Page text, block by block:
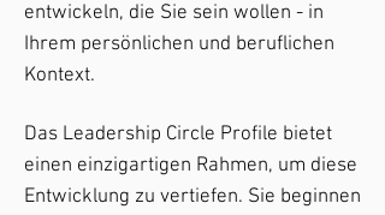
entwickeln, die Sie sein wollen - in
Ihrem persönlichen und beruflichen
Kontext.
Das Leadership Circle Profile bietet
einen einzigartigen Rahmen, um diese
Entwicklung zu vertiefen. Sie beginnen